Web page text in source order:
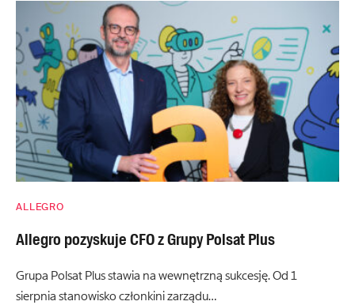
ALLEGRO
Allegro pozyskuje CFO z Grupy Polsat Plus
Grupa Polsat Plus stawia na wewnętrzną sukcesję. Od 1
sierpnia stanowisko członkini zarządu…